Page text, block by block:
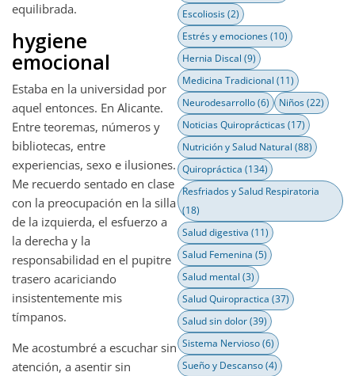
equilibrada.
hygiene
emocional
Estaba en la universidad por
aquel entonces. En Alicante.
Entre teoremas, números y
bibliotecas, entre
experiencias, sexo e ilusiones.
Me recuerdo sentado en clase
con la preocupación en la silla
de la izquierda, el esfuerzo a
la derecha y la
responsabilidad en el pupitre
trasero acariciando
insistentemente mis
tímpanos.
Me acostumbré a escuchar sin
atención, a asentir sin
Escoliosis(2)
Estrés y emociones(10)
Hernia Discal (9)
Medicina Tradicional (11)
Neurodesarrollo(6) Niños(22)
Noticias Quiroprácticas(17)
Nutrición y Salud Natural (88)
Quiropráctica (134)
Resfriados y Salud Respiratoria
(18)
Salud digestiva (11)
Salud Femenina (5)
Salud mental (3)
Salud Quiropractica (37)
Salud sin dolor(39)
Sistema Nervioso(6)
Sueño y Descanso(4)